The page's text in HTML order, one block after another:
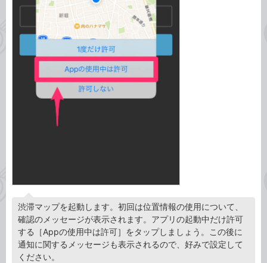
渋滞マップを起動します。初回は位置情報の使用について、
確認のメッセージが表示されます。アプリの起動中だけ許可
する［Appの使用中は許可］をタップしましょう。この後に
通知に関するメッセージも表示されるので、好みで設定して
ください。